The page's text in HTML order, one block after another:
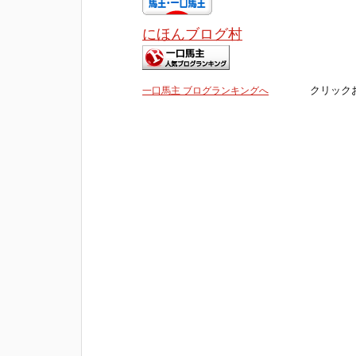
にほんブログ村
一口馬主 ブログランキングへ クリックお